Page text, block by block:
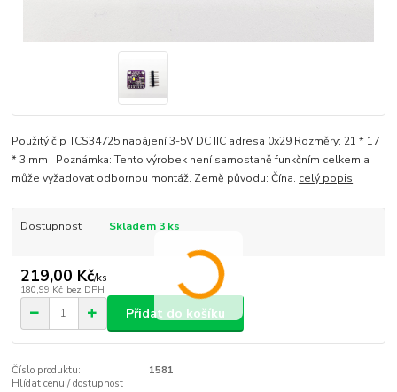
Použitý čip TCS34725 napájení 3-5V DC IIC adresa 0x29 Rozměry: 21 * 17
* 3 mm Poznámka: Tento výrobek není samostaně funkčním celkem a
může vyžadovat odbornou montáž. Země původu: Čína. celý popis
Dostupnost Skladem 3 ks
219,00 Kč/ks
180,99 Kč bez DPH
Přidat do košíku
Číslo produktu:
1581
Hlídat cenu / dostupnost